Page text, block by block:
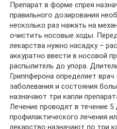
Препарат в форме спрея
правильного дозирования
несколько раз нажать на
очистить носовые ходы.
лекарства нужно насадку –
аккуратно ввести в носовой
распылитель до упора.
Гриппферона определяет
заболевания и состояния
назначают три капли
Лечение проводят в течение 5
профилактического лечения
лекарство назначают по три